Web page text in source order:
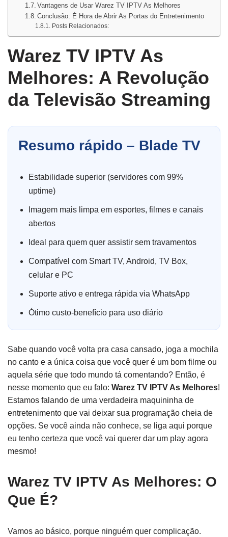
Vantagens de Usar Warez TV IPTV As Melhores
Conclusão: É Hora de Abrir As Portas do Entretenimento
Posts Relacionados:
Warez TV IPTV As
Melhores: A Revolução
da Televisão Streaming
Resumo rápido – Blade TV
Estabilidade superior (servidores com 99%
uptime)
Imagem mais limpa em esportes, filmes e canais
abertos
Ideal para quem quer assistir sem travamentos
Compatível com Smart TV, Android, TV Box,
celular e PC
Suporte ativo e entrega rápida via WhatsApp
Ótimo custo-benefício para uso diário
Sabe quando você volta pra casa cansado, joga a mochila
no canto e a única coisa que você quer é um bom filme ou
aquela série que todo mundo tá comentando? Então, é
nesse momento que eu falo: Warez TV IPTV As Melhores!
Estamos falando de uma verdadeira maquininha de
entretenimento que vai deixar sua programação cheia de
opções. Se você ainda não conhece, se liga aqui porque
eu tenho certeza que você vai querer dar um play agora
mesmo!
Warez TV IPTV As Melhores: O
Que É?
Vamos ao básico, porque ninguém quer complicação.